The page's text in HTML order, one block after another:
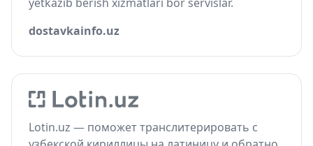
dostavkainfo.uz
Lotin.uz — поможет транслитерировать с